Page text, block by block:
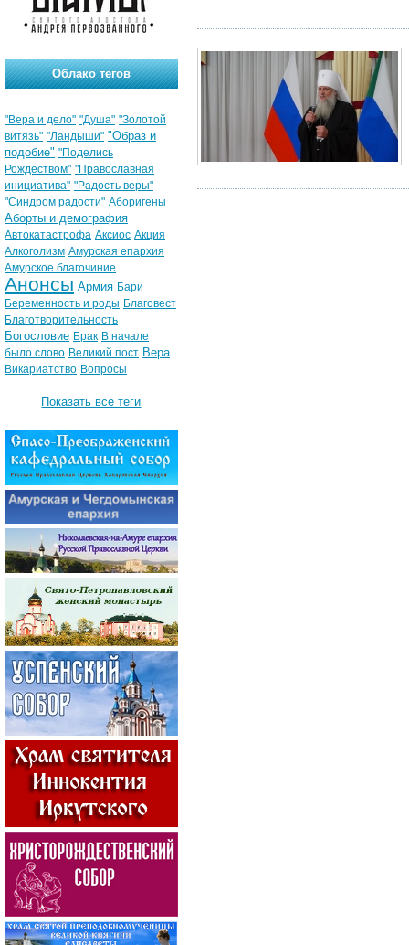
Облако тегов
"Вера и дело" "Душа" "Золотой
витязь" "Ландыши" "Образ и
подобие" "Поделись
Рождеством" "Православная
инициатива" "Радость веры"
"Синдром радости" Аборигены
Аборты и демография
Автокатастрофа Аксиос Акция
Алкоголизм Амурская епархия
Амурское благочиние
Анонсы Армия Бари
Беременность и роды Благовест
Благотворительность
Богословие Брак В начале
было слово Великий пост Вера
Викариатство Вопросы
Показать все теги